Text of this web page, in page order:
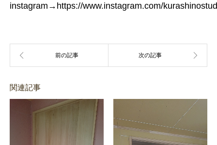
instagram→https://www.instagram.com/
関連記事